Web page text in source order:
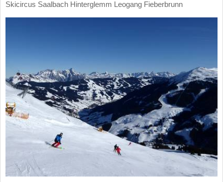
Skicircus Saalbach Hinterglemm Leogang Fieberbrunn